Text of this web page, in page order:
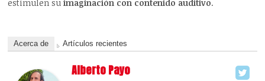
estimulen su imaginación con contenido auditivo.
Acerca de Artículos recientes
Alberto Payo